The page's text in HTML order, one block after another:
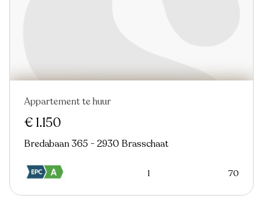
Appartement te huur
€ 1.150
Bredabaan 365 - 2930 Brasschaat
1 70